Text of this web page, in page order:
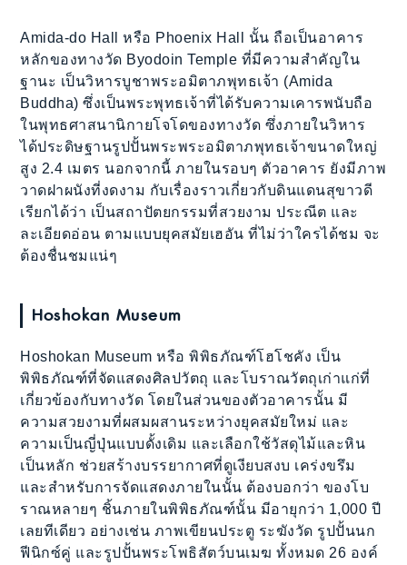
Amida-do Hall หรือ Phoenix Hall นั้น ถือเป็นอาคาร
หลักของทางวัด Byodoin Temple ที่มีความสำคัญใน
ฐานะ เป็นวิหารบูชาพระอมิตาภพุทธเจ้า (Amida
Buddha) ซึ่งเป็นพระพุทธเจ้าที่ได้รับความเคารพนับถือ
ในพุทธศาสนานิกายโจโดของทางวัด ซึ่งภายในวิหาร
ได้ประดิษฐานรูปปั้นพระพระอมิตาภพุทธเจ้าขนาดใหญ่
สูง 2.4 เมตร นอกจากนี้ ภายในรอบๆ ตัวอาคาร ยังมีภาพ
วาดฝาผนังที่งดงาม กับเรื่องราวเกี่ยวกับดินแดนสุขาวดี
เรียกได้ว่า เป็นสถาปัตยกรรมที่สวยงาม ประณีต และ
ละเอียดอ่อน ตามแบบยุคสมัยเฮอัน ที่ไม่ว่าใครได้ชม จะ
ต้องชื่นชมแน่ๆ
Hoshokan Museum
Hoshokan Museum หรือ พิพิธภัณฑ์โฮโชคัง เป็น
พิพิธภัณฑ์ที่จัดแสดงศิลปวัตถุ และโบราณวัตถุเก่าแก่ที่
เกี่ยวข้องกับทางวัด โดยในส่วนของตัวอาคารนั้น มี
ความสวยงามที่ผสมผสานระหว่างยุคสมัยใหม่ และ
ความเป็นญี่ปุ่นแบบดั้งเดิม และเลือกใช้วัสดุไม้และหิน
เป็นหลัก ช่วยสร้างบรรยากาศที่ดูเงียบสงบ เคร่งขรึม
และสำหรับการจัดแสดงภายในนั้น ต้องบอกว่า ของโบ
ราณหลายๆ ชิ้นภายในพิพิธภัณฑ์นั้น มีอายุกว่า 1,000 ปี
เลยทีเดียว อย่างเช่น ภาพเขียนประตู ระฆังวัด รูปปั้นนก
ฟีนิกซ์คู่ และรูปปั้นพระโพธิสัตว์บนเมฆ ทั้งหมด 26 องค์